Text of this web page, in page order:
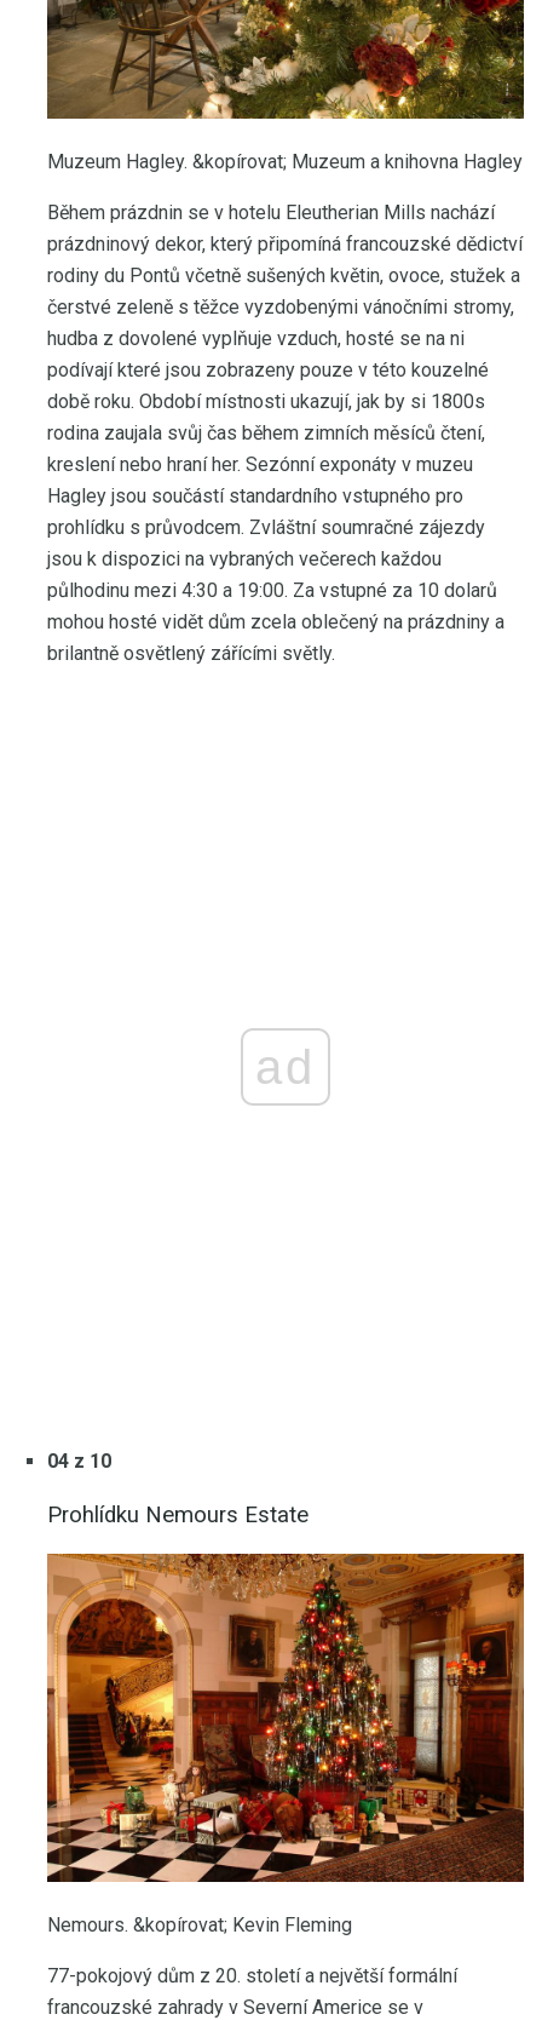
Muzeum Hagley. &kopírovat; Muzeum a knihovna Hagley
Během prázdnin se v hotelu Eleutherian Mills nachází
prázdninový dekor, který připomíná francouzské dědictví
rodiny du Pontů včetně sušených květin, ovoce, stužek a
čerstvé zeleně s těžce vyzdobenými vánočními stromy,
hudba z dovolené vyplňuje vzduch, hosté se na ni
podívají které jsou zobrazeny pouze v této kouzelné
době roku. Období místnosti ukazují, jak by si 1800s
rodina zaujala svůj čas během zimních měsíců čtení,
kreslení nebo hraní her. Sezónní exponáty v muzeu
Hagley jsou součástí standardního vstupného pro
prohlídku s průvodcem. Zvláštní soumračné zájezdy
jsou k dispozici na vybraných večerech každou
půlhodinu mezi 4:30 a 19:00. Za vstupné za 10 dolarů
mohou hosté vidět dům zcela oblečený na prázdniny a
brilantně osvětlený zářícími světly.
ad
04 z 10
Prohlídku Nemours Estate
Nemours. &kopírovat; Kevin Fleming
77-pokojový dům z 20. století a největší formální
francouzské zahrady v Severní Americe se v